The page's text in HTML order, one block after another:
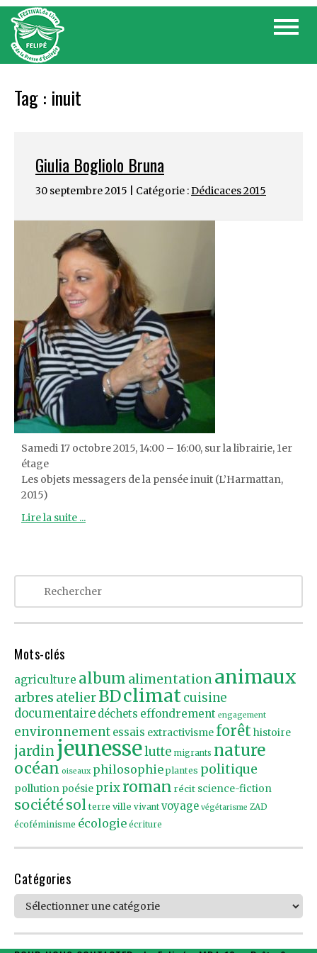
Skip
content
Toggle
Tag : inuit
Giulia Bogliolo Bruna
30 septembre 2015 | Catégorie :Dédicaces 2015
Samedi 17 octobre 2015, 14:00 – 16:00, sur la librairie, 1er
étage
Les objets messagers de la pensée inuit (L’Harmattan,
2015)
Lire la suite ...
Mots-clés
agriculture album alimentationanimaux
arbres atelierBDclimatcuisine
documentaire déchets effondrement engagement
environnement essais extractivisme forêthistoire
jardin jeunesselutte migrants nature
océan oiseaux philosophie plantes politique
pollution poésie prixroman récit science-fiction
sociétésol terre ville vivant voyage végétarisme ZAD
écoféminisme écologie écriture
Catégories
Catégories